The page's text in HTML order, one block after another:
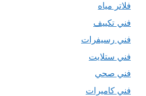
فلاتر مياه
فني تكييف
فني رسيفرات
فني ستلايت
فني صحي
فني كاميرات